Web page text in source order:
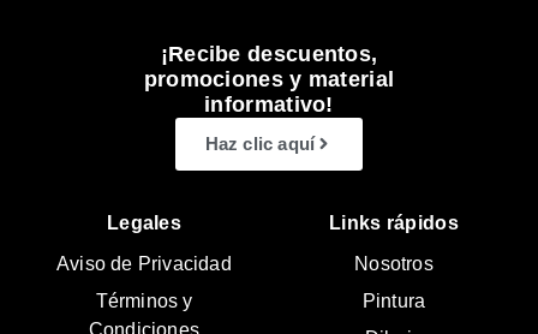
¡Recibe descuentos,
promociones y material
informativo!
Haz clic aquí
Legales
Aviso de Privacidad
Términos y
Condiciones
Links rápidos
Nosotros
Pintura